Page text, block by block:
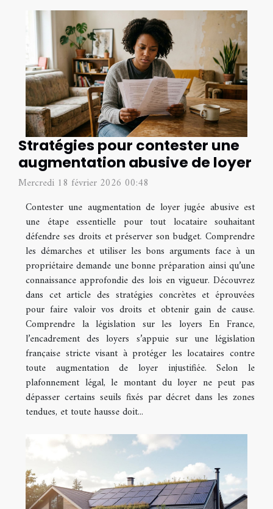
Stratégies pour contester une
augmentation abusive de loyer
Mercredi 18 février 2026 00:48
Contester une augmentation de loyer jugée abusive est
une étape essentielle pour tout locataire souhaitant
défendre ses droits et préserver son budget. Comprendre
les démarches et utiliser les bons arguments face à un
propriétaire demande une bonne préparation ainsi qu’une
connaissance approfondie des lois en vigueur. Découvrez
dans cet article des stratégies concrètes et éprouvées
pour faire valoir vos droits et obtenir gain de cause.
Comprendre la législation sur les loyers En France,
l’encadrement des loyers s’appuie sur une législation
française stricte visant à protéger les locataires contre
toute augmentation de loyer injustifiée. Selon le
plafonnement légal, le montant du loyer ne peut pas
dépasser certains seuils fixés par décret dans les zones
tendues, et toute hausse doit...